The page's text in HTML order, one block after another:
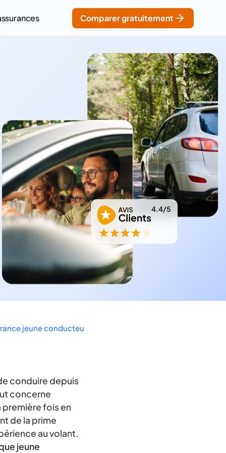
Comparer gratuitement
4.4/5
jeune conducteur pas chère ?
conduire depuis
concerne
première fois en
de la prime
au volant.
jeune